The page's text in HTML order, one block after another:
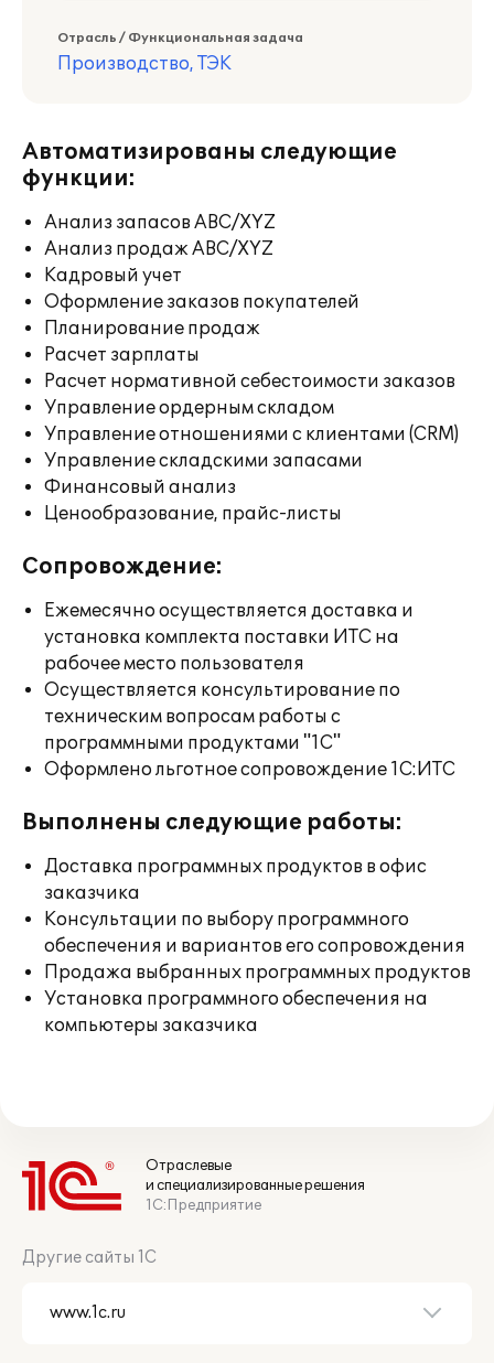
Отрасль / Функциональная задача
Производство, ТЭК
Автоматизированы следующие
функции:
Анализ запасов ABC/XYZ
Анализ продаж ABC/XYZ
Кадровый учет
Оформление заказов покупателей
Планирование продаж
Расчет зарплаты
Расчет нормативной себестоимости заказов
Управление ордерным складом
Управление отношениями с клиентами (CRM)
Управление складскими запасами
Финансовый анализ
Ценообразование, прайс-листы
Сопровождение:
Ежемесячно осуществляется доставка и
установка комплекта поставки ИТС на
рабочее место пользователя
Осуществляется консультирование по
техническим вопросам работы с
программными продуктами "1С"
Оформлено льготное сопровождение 1С:ИТС
Выполнены следующие работы:
Доставка программных продуктов в офис
заказчика
Консультации по выбору программного
обеспечения и вариантов его сопровождения
Продажа выбранных программных продуктов
Установка программного обеспечения на
компьютеры заказчика
Отраслевые
и специализированные решения
1С:Предприятие
Другие сайты 1С